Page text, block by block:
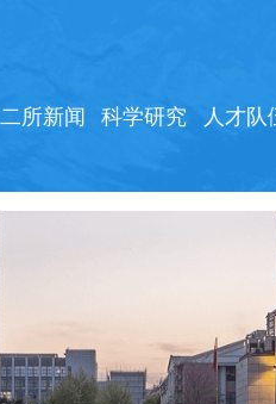
二所新闻 科学研究 人才队